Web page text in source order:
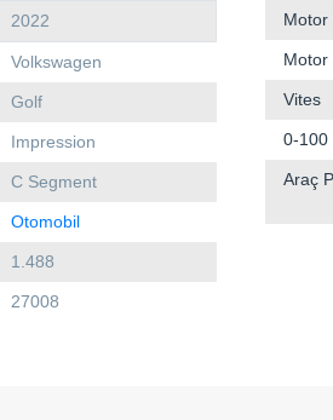
2022
Volkswagen
Golf
Impression
C Segment
Otomobil
1.488
27008
Motor
Motor
Vites
0-100
Araç